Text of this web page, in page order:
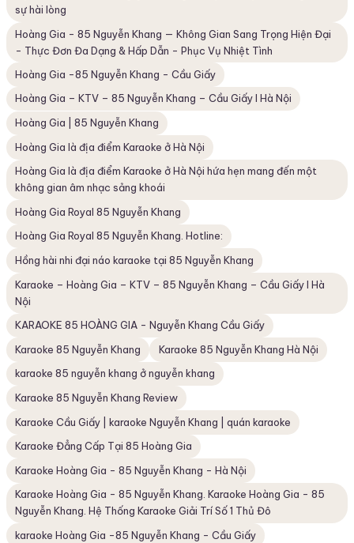
sự hài lòng
Hoàng Gia - 85 Nguyễn Khang — Không Gian Sang Trọng Hiện Đại
- Thực Đơn Đa Dạng & Hấp Dẫn - Phục Vụ Nhiệt Tình
Hoàng Gia -85 Nguyễn Khang - Cầu Giấy
Hoàng Gia – KTV – 85 Nguyễn Khang – Cầu Giấy I Hà Nội
Hoàng Gia | 85 Nguyễn Khang
Hoàng Gia là địa điểm Karaoke ở Hà Nội
Hoàng Gia là địa điểm Karaoke ở Hà Nội hứa hẹn mang đến một
không gian âm nhạc sảng khoái
Hoàng Gia Royal 85 Nguyễn Khang
Hoàng Gia Royal 85 Nguyễn Khang. Hotline:
Hồng hài nhi đại náo karaoke tại 85 Nguyễn Khang
Karaoke – Hoàng Gia – KTV – 85 Nguyễn Khang – Cầu Giấy I Hà
Nội
KARAOKE 85 HOÀNG GIA - Nguyễn Khang Cầu Giấy
Karaoke 85 Nguyễn Khang
Karaoke 85 Nguyễn Khang Hà Nội
karaoke 85 nguyễn khang ở nguyễn khang
Karaoke 85 Nguyễn Khang Review
Karaoke Cầu Giấy | karaoke Nguyễn Khang | quán karaoke
Karaoke Đẳng Cấp Tại 85 Hoàng Gia
Karaoke Hoàng Gia - 85 Nguyễn Khang - Hà Nội
Karaoke Hoàng Gia - 85 Nguyễn Khang. Karaoke Hoàng Gia - 85
Nguyễn Khang. Hệ Thống Karaoke Giải Trí Số 1 Thủ Đô
karaoke Hoàng Gia -85 Nguyễn Khang - Cầu Giấy